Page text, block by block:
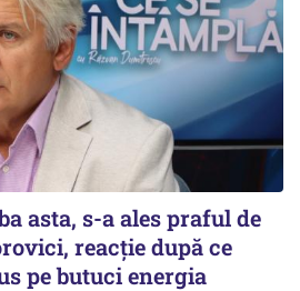
asta, s-a ales praful de
reacție după ce
pe butuci energia